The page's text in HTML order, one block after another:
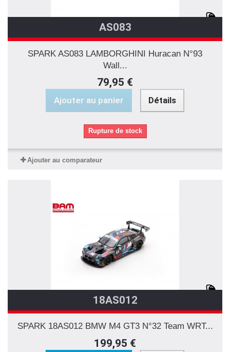
AS083
SPARK AS083 LAMBORGHINI Huracan N°93
Wall...
79,95 €
Ajouter au panier Détails
Rupture de stock
Ajouter au comparateur
18AS012
SPARK 18AS012 BMW M4 GT3 N°32 Team WRT...
199,95 €